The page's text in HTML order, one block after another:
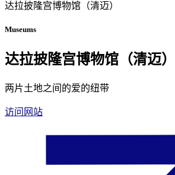
达拉披隆宫博物馆（清迈）
Museums
达拉披隆宫博物馆（清迈）
两片土地之间的爱的纽带
访问网站